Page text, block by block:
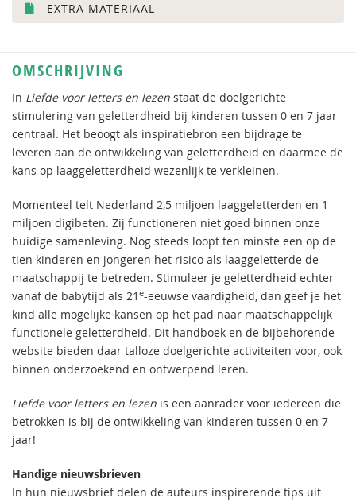
EXTRA MATERIAAL
OMSCHRIJVING
In Liefde voor letters en lezen staat de doelgerichte
stimulering van geletterdheid bij kinderen tussen 0 en 7 jaar
centraal. Het beoogt als inspiratiebron een bijdrage te
leveren aan de ontwikkeling van geletterdheid en daarmee de
kans op laaggeletterdheid wezenlijk te verkleinen.
Momenteel telt Nederland 2,5 miljoen laaggeletterden en 1
miljoen digibeten. Zij functioneren niet goed binnen onze
huidige samenleving. Nog steeds loopt ten minste een op de
tien kinderen en jongeren het risico als laaggeletterde de
maatschappij te betreden. Stimuleer je geletterdheid echter
vanaf de babytijd als 21 e-eeuwse vaardigheid, dan geef je het
kind alle mogelijke kansen op het pad naar maatschappelijk
functionele geletterdheid. Dit handboek en de bijbehorende
website bieden daar talloze doelgerichte activiteiten voor, ook
binnen onderzoekend en ontwerpend leren.
Liefde voor letters en lezen is een aanrader voor iedereen die
betrokken is bij de ontwikkeling van kinderen tussen 0 en 7
jaar!
Handige nieuwsbrieven
In hun nieuwsbrief delen de auteurs inspirerende tips uit